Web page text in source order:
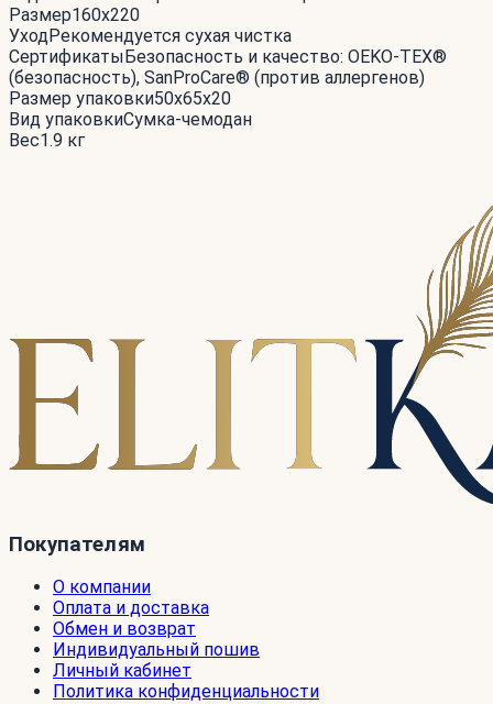
Размер160x220
УходРекомендуется сухая чистка
СертификатыБезопасность и качество: OEKO-TEX®
(безопасность), SanProCare® (против аллергенов)
Размер упаковки50x65x20
Вид упаковкиСумка-чемодан
Вес1.9 кг
Покупателям
О компании
Оплата и доставка
Обмен и возврат
Индивидуальный пошив
Личный кабинет
Политика конфиденциальности